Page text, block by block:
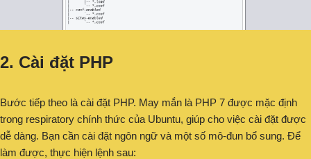
2. Cài đặt PHP
Bước tiếp theo là cài đặt PHP. May mắn là PHP 7 được mặc định
trong respiratory chính thức của Ubuntu, giúp cho việc cài đặt được
dễ dàng. Bạn cần cài đặt ngôn ngữ và một số mô-đun bổ sung. Để
làm được, thực hiện lệnh sau: